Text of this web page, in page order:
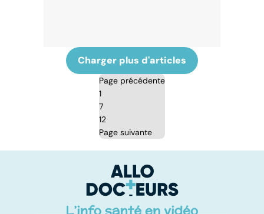
Charger plus d'articles
Page précédente
1
7
12
Page suivante